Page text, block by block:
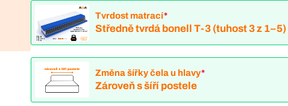
Tvrdost matrací*
Středně tvrdá bonell T-3 (tuhost 3 z 1–5)
Změna šířky čela u hlavy*
Zároveň s šíří postele